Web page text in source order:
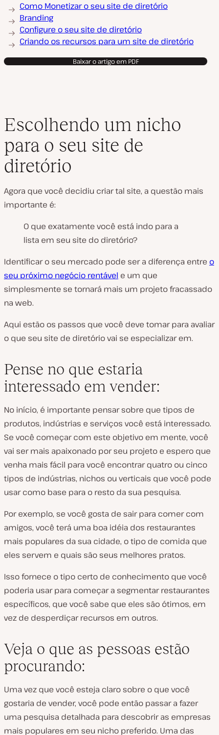
Como Monetizar o seu site de diretório
Branding
Configure o seu site de diretório
Criando os recursos para um site de diretório
Baixar o artigo em PDF
Escolhendo um nicho
para o seu site de
diretório
Agora que você decidiu criar tal site, a questão mais
importante é:
O que exatamente você está indo para a
lista em seu site do diretório?
Identificar o seu mercado pode ser a diferença entre o
seu próximo negócio rentável e um que
simplesmente se tornará mais um projeto fracassado
na web.
Aqui estão os passos que você deve tomar para avaliar
o que seu site de diretório vai se especializar em.
Pense no que estaria
interessado em vender:
No início, é importante pensar sobre que tipos de
produtos, indústrias e serviços você está interessado.
Se você começar com este objetivo em mente, você
vai ser mais apaixonado por seu projeto e espero que
venha mais fácil para você encontrar quatro ou cinco
tipos de indústrias, nichos ou verticais que você pode
usar como base para o resto da sua pesquisa.
Por exemplo, se você gosta de sair para comer com
amigos, você terá uma boa idéia dos restaurantes
mais populares da sua cidade, o tipo de comida que
eles servem e quais são seus melhores pratos.
Isso fornece o tipo certo de conhecimento que você
poderia usar para começar a segmentar restaurantes
específicos, que você sabe que eles são ótimos, em
vez de desperdiçar recursos em outros.
Veja o que as pessoas estão
procurando:
Uma vez que você esteja claro sobre o que você
gostaria de vender, você pode então passar a fazer
uma pesquisa detalhada para descobrir as empresas
mais populares em seu nicho preferido. Uma das